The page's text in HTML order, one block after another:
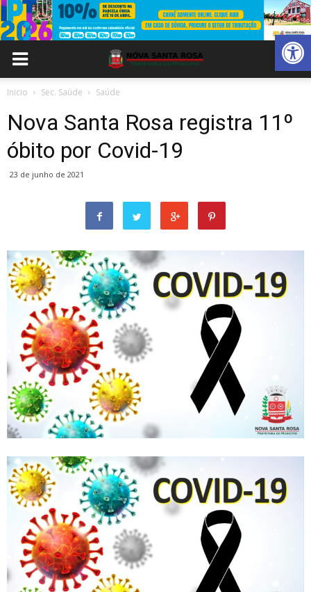
Abrir
Inicio Sec. Saúde Saúde
Nova Santa Rosa registra 11º
óbito por Covid-19
23 de junho de 2021